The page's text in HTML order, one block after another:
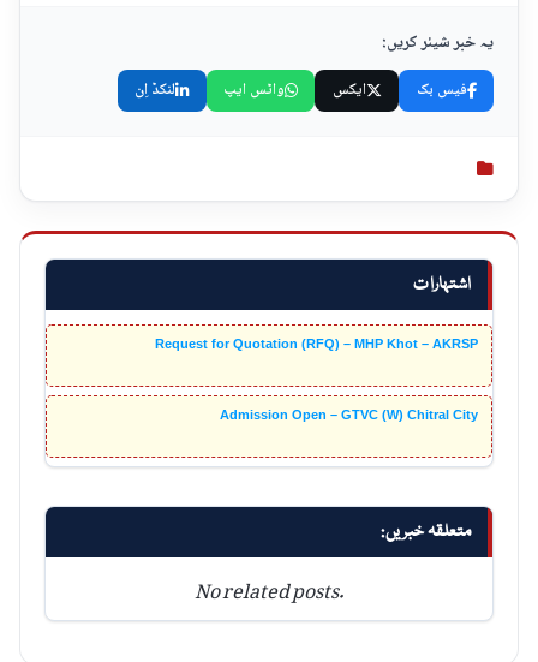
اشتہارات
Request for Quotation (RFQ) – MHP Khot – AKRSP
Admission Open – GTVC (W) Chitral City
متعلقہ خبریں:
No related posts.
یہ خبر شیئر کریں:
فیس بک ایکس واٹس ایپ لنکڈ اِن